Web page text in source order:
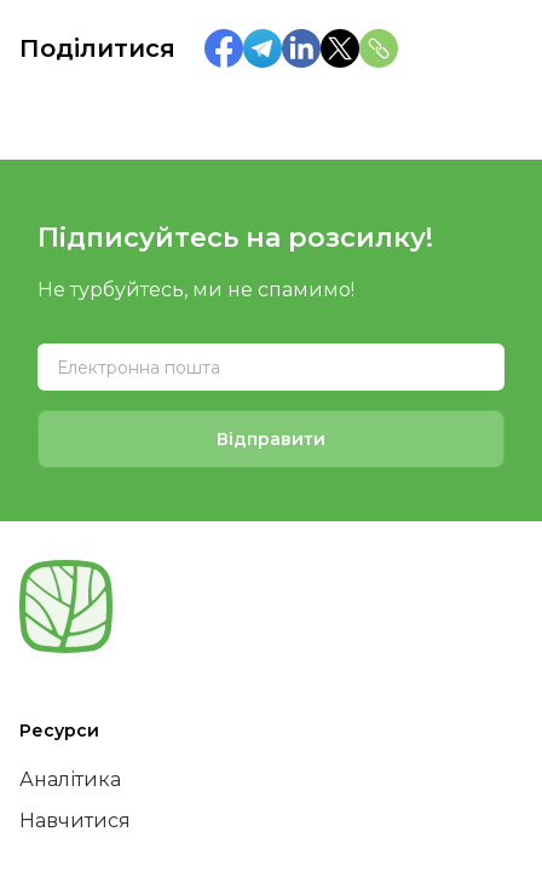
Поділитися
Підписуйтесь на розсилку!
Не турбуйтесь, ми не спамимо!
Відправити
Ресурси
Аналітика
Навчитися